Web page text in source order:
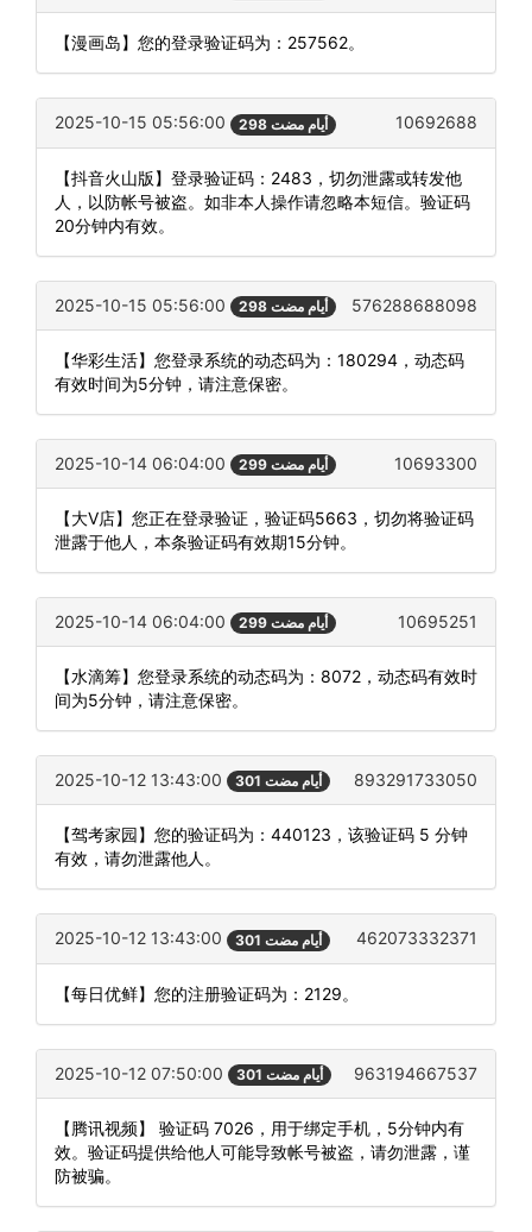
【漫画岛】您的登录验证码为：257562。
2025-10-15 05:56:00 298 أيام مضت 10692688
【抖音火山版】登录验证码：2483，切勿泄露或转发他
人，以防帐号被盗。如非本人操作请忽略本短信。验证码
20分钟内有效。
2025-10-15 05:56:00 298 أيام مضت 576288688098
【华彩生活】您登录系统的动态码为：180294，动态码
有效时间为5分钟，请注意保密。
2025-10-14 06:04:00 299 أيام مضت 10693300
【大V店】您正在登录验证，验证码5663，切勿将验证码
泄露于他人，本条验证码有效期15分钟。
2025-10-14 06:04:00 299 أيام مضت 10695251
【水滴筹】您登录系统的动态码为：8072，动态码有效时
间为5分钟，请注意保密。
2025-10-12 13:43:00 301 أيام مضت 893291733050
【驾考家园】您的验证码为：440123，该验证码 5 分钟
有效，请勿泄露他人。
2025-10-12 13:43:00 301 أيام مضت 462073332371
【每日优鲜】您的注册验证码为：2129。
2025-10-12 07:50:00 301 أيام مضت 963194667537
【腾讯视频】 验证码 7026，用于绑定手机，5分钟内有
效。验证码提供给他人可能导致帐号被盗，请勿泄露，谨
防被骗。